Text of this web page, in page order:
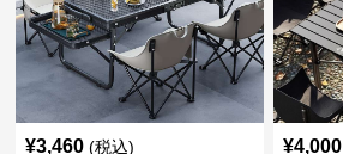
¥3,460 (税込) ¥4,000